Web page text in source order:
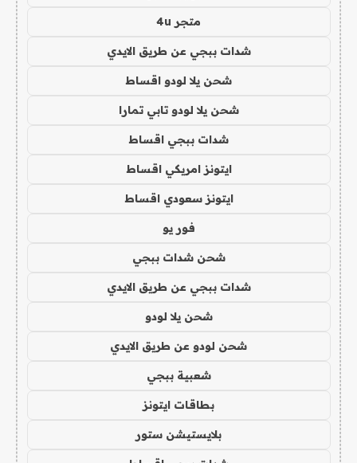
متجر 4u
شدات ببجي عن طريق الايدي
شحن يلا لودو اقساط
شحن يلا لودو تابي تمارا
شدات ببجي اقساط
ايتونز امريكي اقساط
ايتونز سعودي اقساط
فور يو
شحن شدات ببجي
شدات ببجي عن طريق الايدي
شحن يلا لودو
شحن لودو عن طريق الايدي
شعبية ببجي
بطاقات ايتونز
بلايستيشن ستور